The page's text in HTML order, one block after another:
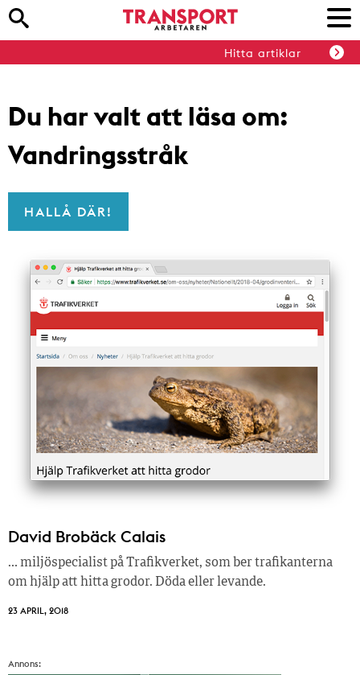
Hitta artiklar
Du har valt att läsa om:
Vandringsstråk
HALLÅ DÄR!
David Brobäck Calais
… miljöspecialist på Trafikverket, som ber trafikanterna
om hjälp att hitta grodor. Döda eller levande.
23 APRIL, 2018
Annons: